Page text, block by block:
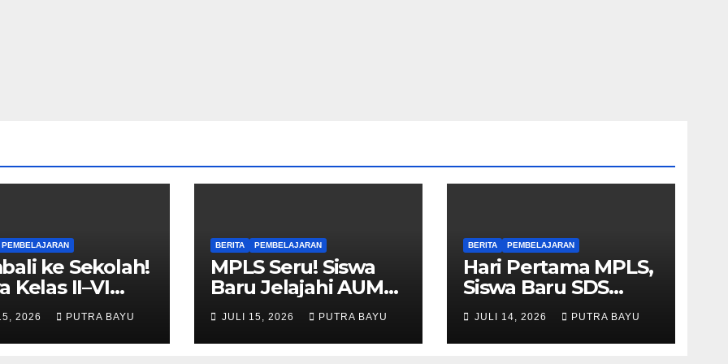
PEMBELAJARAN
ke Sekolah!
Kelas II–VI
Tahun Ajaran
2026 PUTRA BAYU
BERITA PEMBELAJARAN
MPLS Seru! Siswa
Baru Jelajahi AUM
Cileungsi
JULI 15, 2026 PUTRA BAYU
BERITA PEMBELAJARAN
Hari Pertama MPLS,
Siswa Baru SDS
Muhammadiyah 03
Cileungsi Antusias
Ikuti Berbagai
JULI 14, 2026 PUTRA BAYU